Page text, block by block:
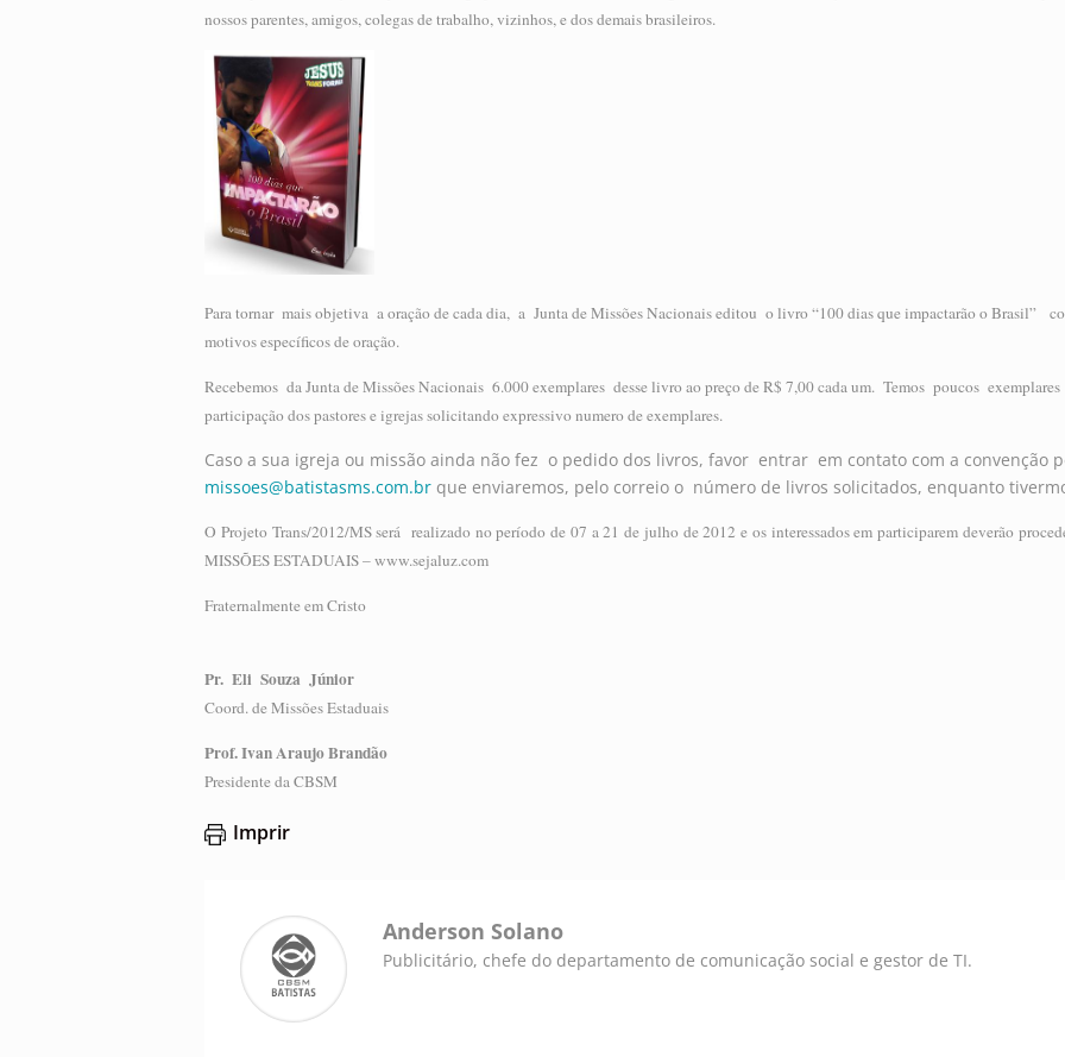
nossos parentes, amigos, colegas de trabalho, vizinhos, e dos demais brasileiros.
Para tornar mais objetiva a oração de cada dia, a Junta de Missões Nacionais editou o livro “100 dias que impactarão o Brasil”
motivos específicos de oração.
Recebemos da Junta de Missões Nacionais 6.000 exemplares desse livro ao preço de R$ 7,00 cada um. Temos poucos
participação dos pastores e igrejas solicitando expressivo numero de exemplares.
Caso a sua igreja ou missão ainda não fez o pedido dos livros, favor entrar em contato com a convenção
missoes@batistasms.com.br que enviaremos, pelo correio o número de livros solicitados, enquanto
O Projeto Trans/2012/MS será realizado no período de 07 a 21 de julho de 2012 e os interessados em participarem deverão
MISSÕES ESTADUAIS – www.sejaluz.com
Fraternalmente em Cristo
Pr. Eli Souza Júnior
Coord. de Missões Estaduais
Prof. Ivan Araujo Brandão
Presidente da CBSM
Imprir
Publicitário, chefe do departamento de comunicação social e gestor de TI.
Anderson Solano